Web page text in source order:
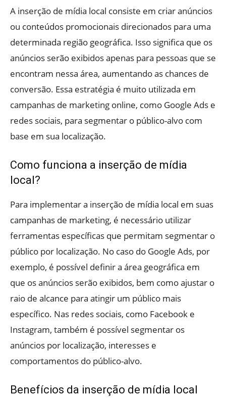
A inserção de mídia local consiste em criar anúncios
ou conteúdos promocionais direcionados para uma
determinada região geográfica. Isso significa que os
anúncios serão exibidos apenas para pessoas que se
encontram nessa área, aumentando as chances de
conversão. Essa estratégia é muito utilizada em
campanhas de marketing online, como Google Ads e
redes sociais, para segmentar o público-alvo com
base em sua localização.
Como funciona a inserção de mídia
local?
Para implementar a inserção de mídia local em suas
campanhas de marketing, é necessário utilizar
ferramentas específicas que permitam segmentar o
público por localização. No caso do Google Ads, por
exemplo, é possível definir a área geográfica em
que os anúncios serão exibidos, bem como ajustar o
raio de alcance para atingir um público mais
específico. Nas redes sociais, como Facebook e
Instagram, também é possível segmentar os
anúncios por localização, interesses e
comportamentos do público-alvo.
Benefícios da inserção de mídia local